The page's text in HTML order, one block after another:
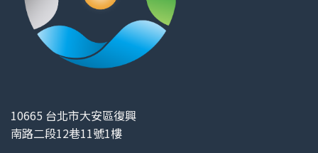
10665 台北市大安區復興
南路二段12巷11號1樓